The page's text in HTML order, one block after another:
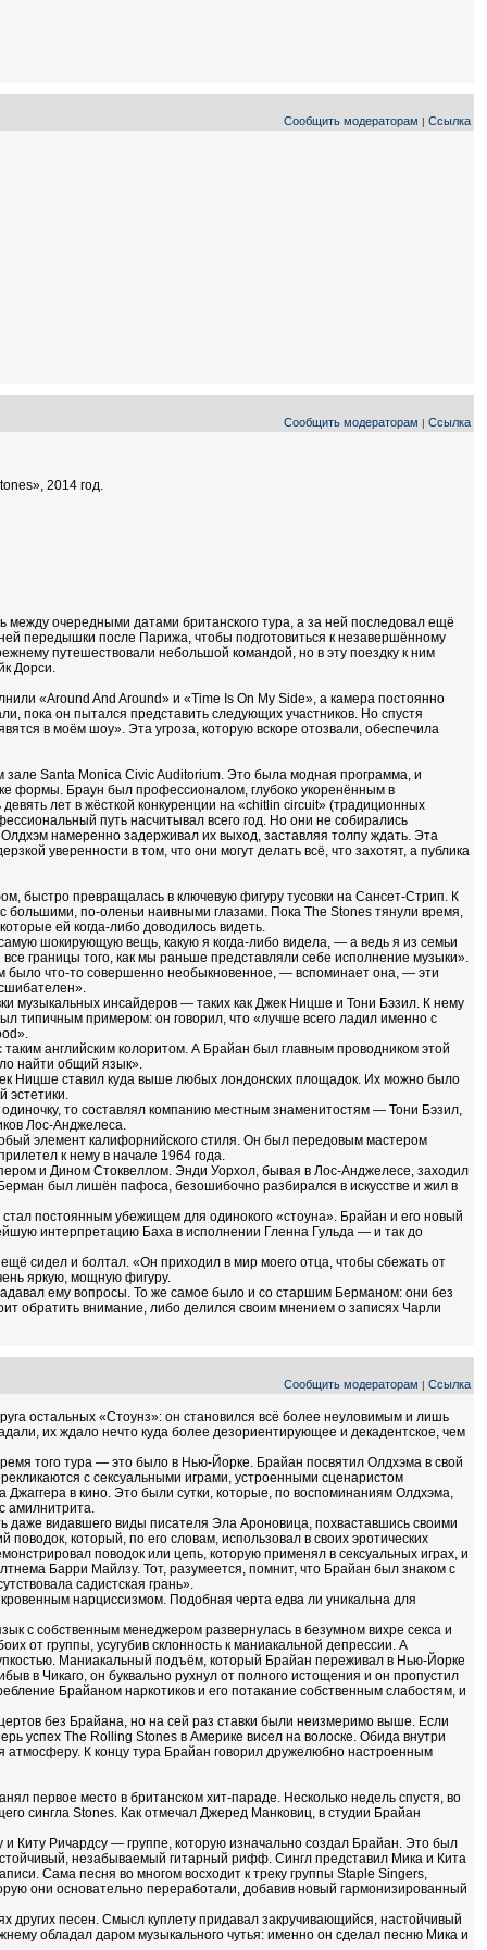
Сообщить модераторам | Ссылка
Сообщить модераторам | Ссылка
2014 год.
между очередными датами британского тура, а за ней последовал ещё
передышки после Парижа, чтобы подготовиться к незавершённому
путешествовали небольшой командой, но в эту поездку к ним
Дорси.
«Around And Around» и «Time Is On My Side», а камера постоянно
пока он пытался представить следующих участников. Но спустя
в моём шоу». Эта угроза, которую вскоре отозвали, обеспечила
Santa Monica Civic Auditorium. Это была модная программа, и
формы. Браун был профессионалом, глубоко укоренённым в
девять лет в жёсткой конкуренции на «chitlin circuit» (традиционных
путь насчитывал всего год. Но они не собирались
намеренно задерживал их выход, заставляя толпу ждать. Эта
уверенности в том, что они могут делать всё, что захотят, а публика
быстро превращалась в ключевую фигуру тусовки на Сансет‑Стрип. К
большими, по‑оленьи наивными глазами. Пока The Stones тянули время,
ей когда‑либо доводилось видеть.
шокирующую вещь, какую я когда‑либо видела, — а ведь я из семьи
границы того, как мы раньше представляли себе исполнение музыки».
было что‑то совершенно необыкновенное, — вспоминает она, — эти
музыкальных инсайдеров — таких как Джек Ницше и Тони Бэзил. К нему
типичным примером: он говорил, что «лучше всего ладил именно с
английским колоритом. А Брайан был главным проводником этой
найти общий язык».
Ницше ставил куда выше любых лондонских площадок. Их можно было
эстетики.
то составлял компанию местным знаменитостям — Тони Бэзил,
Лос‑Анджелеса.
элемент калифорнийского стиля. Он был передовым мастером
к нему в начале 1964 года.
и Дином Стоквеллом. Энди Уорхол, бывая в Лос‑Анджелесе, заходил
был лишён пафоса, безошибочно разбирался в искусстве и жил в
постоянным убежищем для одинокого «стоуна». Брайан и его новый
интерпретацию Баха в исполнении Гленна Гульда — и так до
сидел и болтал. «Он приходил в мир моего отца, чтобы сбежать от
яркую, мощную фигуру.
ему вопросы. То же самое было и со старшим Берманом: они без
обратить внимание, либо делился своим мнением о записях Чарли
Сообщить модераторам | Ссылка
остальных «Стоунз»: он становился всё более неуловимым и лишь
их ждало нечто куда более дезориентирующее и декадентское, чем
того тура — это было в Нью‑Йорке. Брайан посвятил Олдхэма в свой
с сексуальными играми, устроенными сценаристом
в кино. Это были сутки, которые, по воспоминаниям Олдхэма,
амилнитрита.
даже видавшего виды писателя Эла Ароновица, похваставшись своими
который, по его словам, использовал в своих эротических
поводок или цепь, которую применял в сексуальных играх, и
Барри Майлзу. Тот, разумеется, помнит, что Брайан был знаком с
садистская грань».
нарциссизмом. Подобная черта едва ли уникальна для
с собственным менеджером развернулась в безумном вихре секса и
от группы, усугубив склонность к маниакальной депрессии. А
Маниакальный подъём, который Брайан переживал в Нью‑Йорке
в Чикаго, он буквально рухнул от полного истощения и он пропустил
Брайаном наркотиков и его потакание собственным слабостям, и
без Брайана, но на сей раз ставки были неизмеримо выше. Если
успех The Rolling Stones в Америке висел на волоске. Обида внутри
атмосферу. К концу тура Брайан говорил дружелюбно настроенным
первое место в британском хит‑параде. Несколько недель спустя, во
сингла Stones. Как отмечал Джеред Манковиц, в студии Брайан
Киту Ричардсу — группе, которую изначально создал Брайан. Это был
незабываемый гитарный рифф. Сингл представил Мика и Кита
Сама песня во многом восходит к треку группы Staple Singers,
они основательно переработали, добавив новый гармонизированный
других песен. Смысл куплету придавал закручивающийся, настойчивый
обладал даром музыкального чутья: именно он сделал песню Мика и